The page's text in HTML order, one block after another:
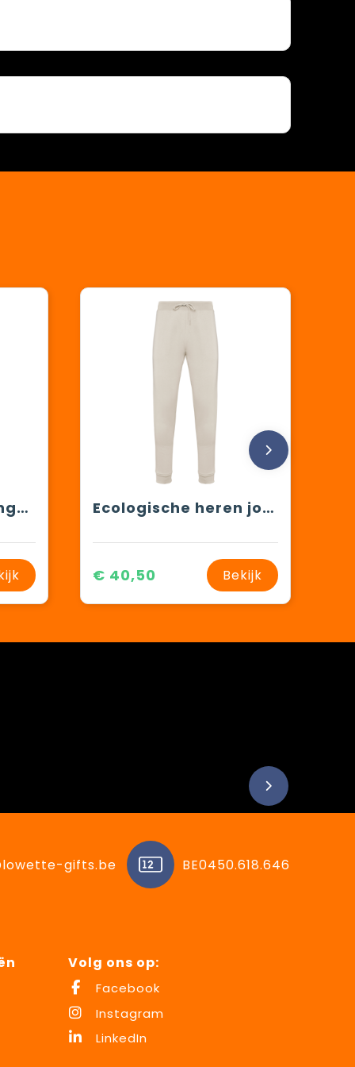
Ecologische joggingbroek Ecologische heren joggingbroek
€ 40,50 Bekijk
gifts.be BE0450.618.646
Volg ons op:
Facebook
Instagram
LinkedIn